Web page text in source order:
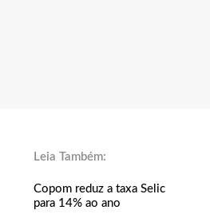
Copom reduz a taxa Selic
para 14% ao ano